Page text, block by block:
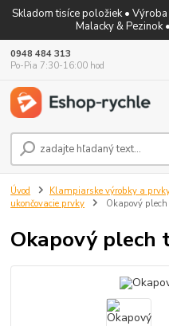
Skladom tisíce položiek •
Malacky & Pezinok
0948 484 313
Po-Pia 7:30-16:00 hod
Úvod Klampiarske výrobky a
ukončovacie prvky
Okapový
Okapový plech